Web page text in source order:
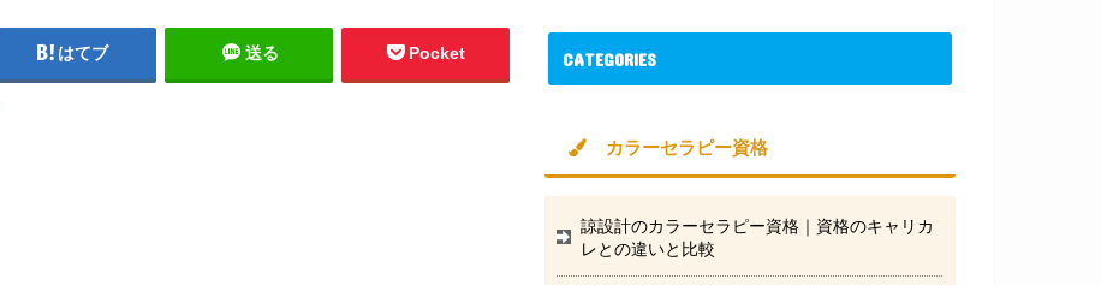
はてブ 送る Pocket CATEGORIES
カラーセラピー資格
諒設計のカラーセラピー資格｜資格のキャリカ
レとの違いと比較